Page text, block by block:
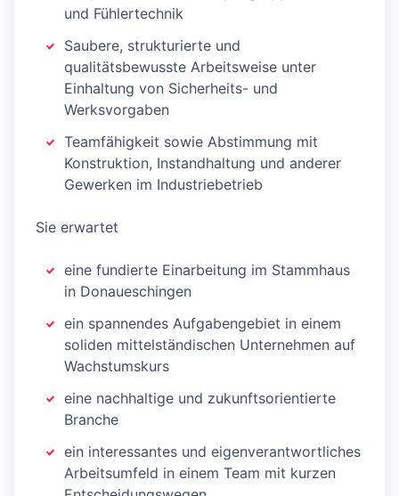
und Fühlertechnik
Saubere, strukturierte und
qualitätsbewusste Arbeitsweise unter
Einhaltung von Sicherheits- und
Werksvorgaben
Teamfähigkeit sowie Abstimmung mit
Konstruktion, Instandhaltung und anderer
Gewerken im Industriebetrieb
Sie erwartet
eine fundierte Einarbeitung im Stammhaus
in Donaueschingen
ein spannendes Aufgabengebiet in einem
soliden mittelständischen Unternehmen auf
Wachstumskurs
eine nachhaltige und zukunftsorientierte
Branche
ein interessantes und eigenverantwortliches
Arbeitsumfeld in einem Team mit kurzen